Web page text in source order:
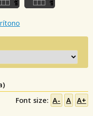
Font size: A- A A+